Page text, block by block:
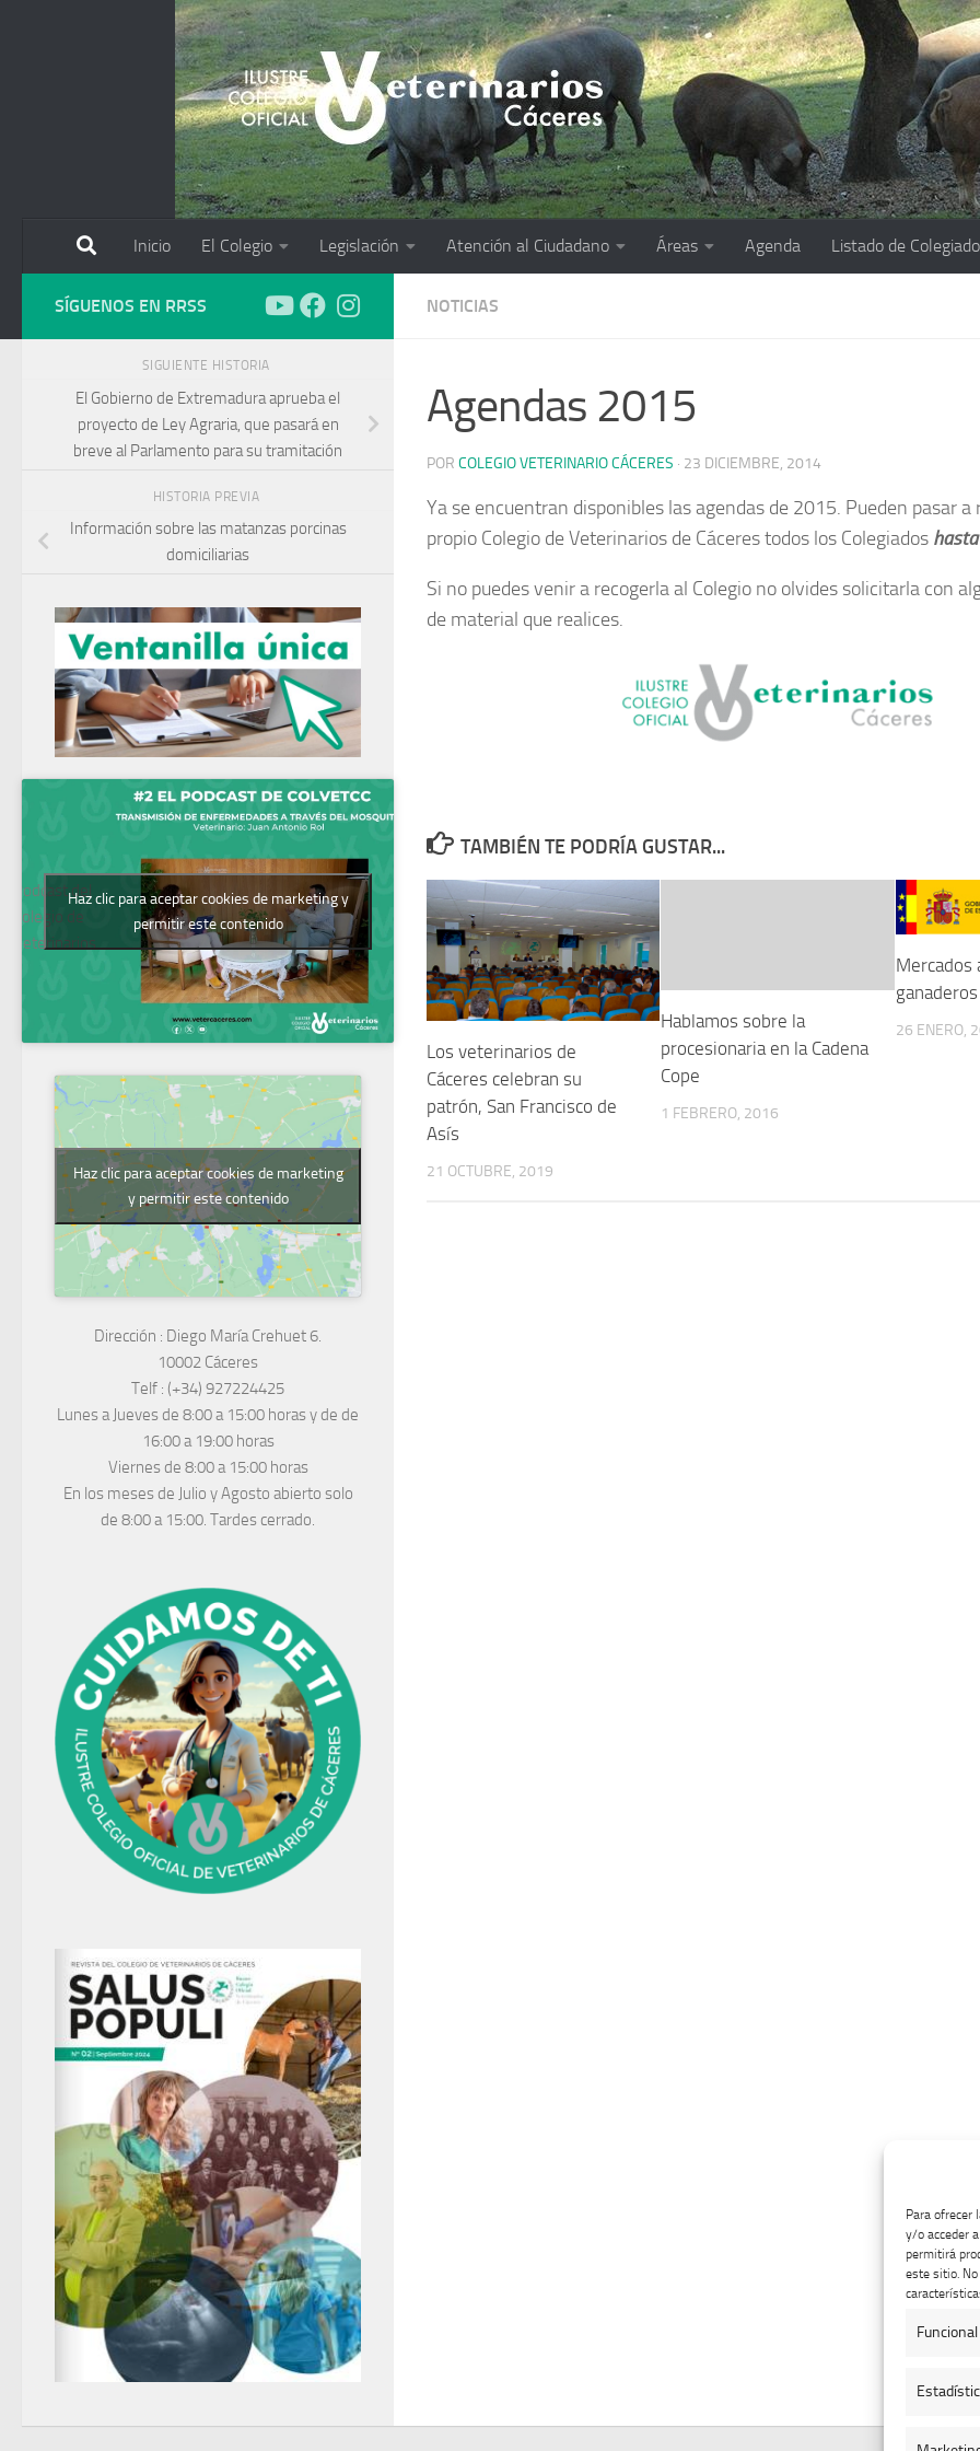
Para ofrecer
y/o acceder
permitirá
este sitio.
Funcional
Inicio El Colegio Legislación Atención al Ciudadano Áreas Agenda Listado de
NOTICIAS
Agendas 2015
POR COLEGIO VETERINARIO CÁCERES · 23 DICIEMBRE, 2014
Ya se encuentran disponibles las agendas de 2015. Pueden pasar a
propio Colegio de Veterinarios de Cáceres todos los Colegiados
Si no puedes venir a recogerla al Colegio no olvides solicitarla con
de material que realices.
TAMBIÉN TE PODRÍA GUSTAR...
Los veterinarios de
Cáceres celebran su
patrón, San Francisco de
Asís
21 OCTUBRE, 2019
Hablamos sobre la
procesionaria en la Cadena
Cope
1 FEBRERO, 2016
Mercados
ganaderos
26 ENERO,
SÍGUENOS EN RRSS
SIGUIENTE HISTORIA
El Gobierno de Extremadura aprueba el
proyecto de Ley Agraria, que pasará en
breve al Parlamento para su tramitación
HISTORIA PREVIA
Información sobre las matanzas porcinas
domiciliarias
Podcast del
Colegio de
Veterinarios
Haz clic para aceptar cookies de marketing y
permitir este contenido
Haz clic para aceptar cookies de marketing
y permitir este contenido
Dirección : Diego María Crehuet 6.
10002 Cáceres
Telf : (+34) 927224425
Lunes a Jueves de 8:00 a 15:00 horas y de de
16:00 a 19:00 horas
Viernes de 8:00 a 15:00 horas
En los meses de Julio y Agosto abierto solo
de 8:00 a 15:00. Tardes cerrado.